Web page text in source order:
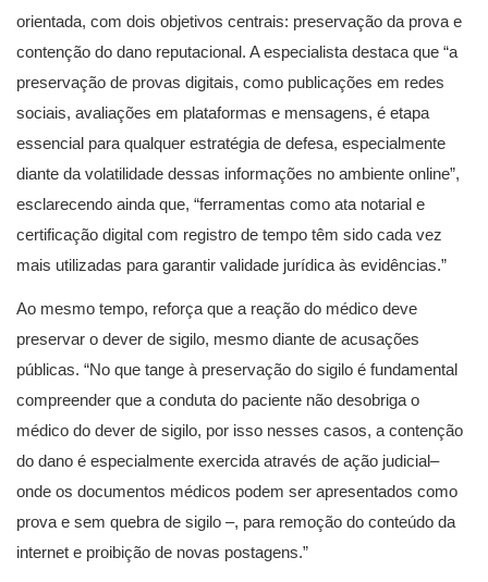
orientada, com dois objetivos centrais: preservação da prova e
contenção do dano reputacional. A especialista destaca que “a
preservação de provas digitais, como publicações em redes
sociais, avaliações em plataformas e mensagens, é etapa
essencial para qualquer estratégia de defesa, especialmente
diante da volatilidade dessas informações no ambiente online”,
esclarecendo ainda que, “ferramentas como ata notarial e
certificação digital com registro de tempo têm sido cada vez
mais utilizadas para garantir validade jurídica às evidências.”
Ao mesmo tempo, reforça que a reação do médico deve
preservar o dever de sigilo, mesmo diante de acusações
públicas. “No que tange à preservação do sigilo é fundamental
compreender que a conduta do paciente não desobriga o
médico do dever de sigilo, por isso nesses casos, a contenção
do dano é especialmente exercida através de ação judicial–
onde os documentos médicos podem ser apresentados como
prova e sem quebra de sigilo –, para remoção do conteúdo da
internet e proibição de novas postagens.”